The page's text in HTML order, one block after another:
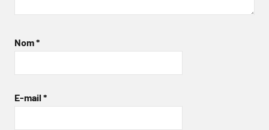
Nom*
E-mail *